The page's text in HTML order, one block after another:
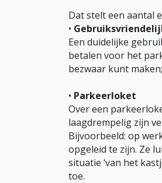
Dat stelt een aantal
•
Een duidelijke
betalen voor het
bezwaar kunt maken;
• Parkeerloket
Over een
laagdrempelig zijn
Bijvoorbeeld: op
opgeleid te zijn. Ze
situatie ‘van het
toe.